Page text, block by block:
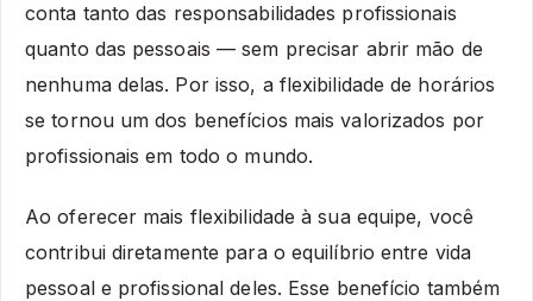
conta tanto das responsabilidades profissionais
quanto das pessoais — sem precisar abrir mão de
nenhuma delas. Por isso, a flexibilidade de horários
se tornou um dos benefícios mais valorizados por
profissionais em todo o mundo.
Ao oferecer mais flexibilidade à sua equipe, você
contribui diretamente para o equilíbrio entre vida
pessoal e profissional deles. Esse benefício também